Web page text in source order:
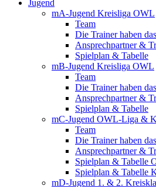
Jugend
mA-Jugend Kreisliga OWL
Team
Die Trainer haben
Ansprechpartner &
Spielplan & Tabelle
mB-Jugend Kreisliga OWL
Team
Die Trainer haben
Ansprechpartner &
Spielplan & Tabelle
mC-Jugend OWL-Liga &
Team
Die Trainer haben
Ansprechpartner &
Spielplan & Tabelle
Spielplan & Tabelle
mD-Jugend 1. & 2.